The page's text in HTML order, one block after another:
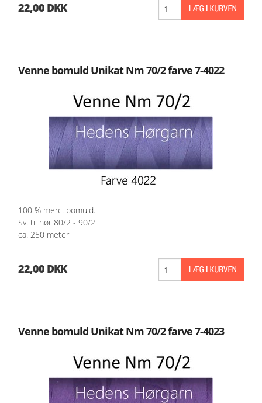
22,00 DKK
Venne bomuld Unikat Nm 70/2 farve 7-4022
100 % merc. bomuld.
Sv. til hør 80/2 - 90/2
ca. 250 meter
22,00 DKK
Venne bomuld Unikat Nm 70/2 farve 7-4023